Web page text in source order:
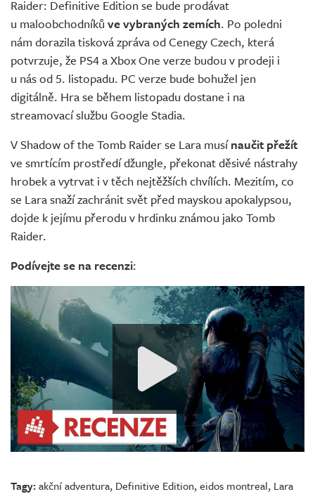
Raider: Definitive Edition se bude prodávat
u maloobchodníků ve vybraných zemích. Po poledni
nám dorazila tisková zpráva od Cenegy Czech, která
potvrzuje, že PS4 a Xbox One verze budou v prodeji i
u nás od 5. listopadu. PC verze bude bohužel jen
digitálně. Hra se během listopadu dostane i na
streamovací službu Google Stadia.
V Shadow of the Tomb Raider se Lara musínaučit přežít
ve smrtícím prostředí džungle, překonat děsivé nástrahy
hrobek a vytrvat i v těch nejtěžších chvílích. Mezitím, co
se Lara snaží zachránit svět před mayskou apokalypsou,
dojde k jejímu přerodu v hrdinku známou jako Tomb
Raider.
Podívejte se na recenzi:
Tagy:akční adventura, Definitive Edition,eidos montreal, Lara